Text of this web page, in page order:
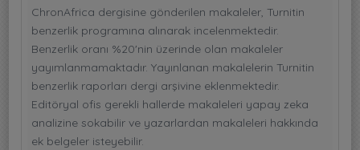
ChronAfrica dergisine gönderilen makaleler, Turnitin
benzerlik programına alınarak incelenmektedir.
Benzerlik oranı %20'nin üzerinde olan makaleler
yayımlanmamaktadır. Yayınlanan makalelerin Turnitin
benzerlik raporları dergi arşivine eklenmektedir.
Editöryal ofis gerekli hallerde makaleleri yapay zeka
analizine sokabilir ve yazarlardan makaleleri hakkında
ek belgeler isteyebilir.